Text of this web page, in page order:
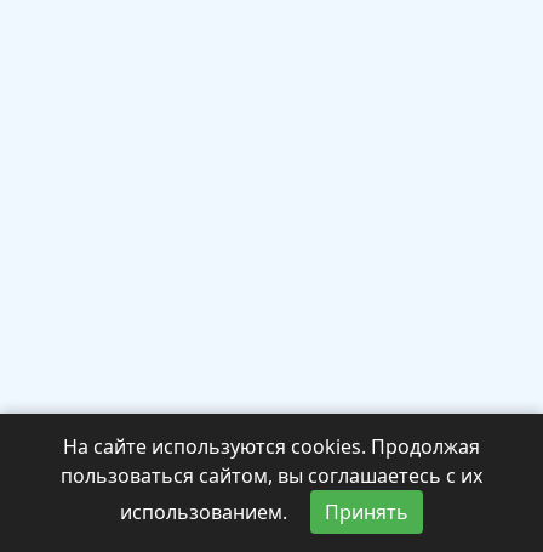
На сайте используются cookies. Продолжая
пользоваться сайтом, вы соглашаетесь с их
использованием.
Принять